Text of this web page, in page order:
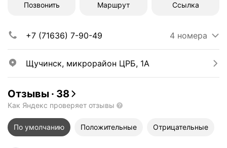
Позвонить Маршрут Ссылка
+7 (71636) 7-90-49 4 номера
Щучинск, микрорайон ЦРБ, 1А
Отзывы · 38
Как Яндекс проверяет отзывы
По умолчанию Положительные Отрицательные